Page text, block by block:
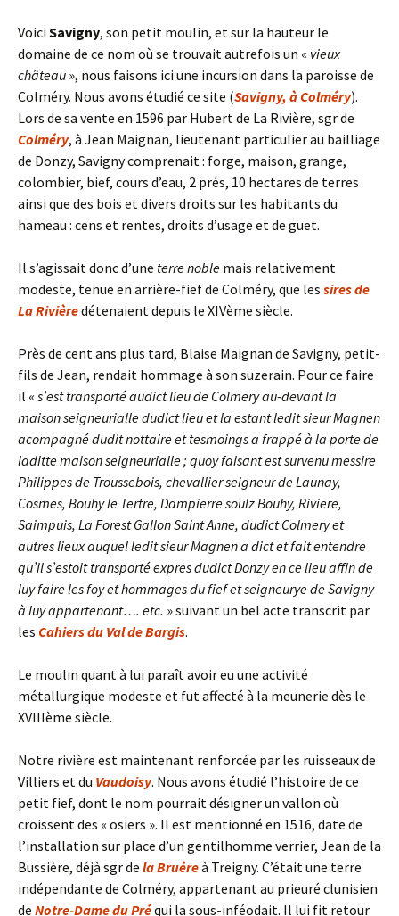
Voici Savigny, son petit moulin, et sur la hauteur le
domaine de ce nom où se trouvait autrefois un « vieux
château », nous faisons ici une incursion dans la paroisse de
Colméry. Nous avons étudié ce site (Savigny, à Colméry).
Lors de sa vente en 1596 par Hubert de La Rivière, sgr de
Colméry, à Jean Maignan, lieutenant particulier au bailliage
de Donzy, Savigny comprenait : forge, maison, grange,
colombier, bief, cours d’eau, 2 prés, 10 hectares de terres
ainsi que des bois et divers droits sur les habitants du
hameau : cens et rentes, droits d’usage et de guet.
Il s’agissait donc d’une terre noble mais relativement
modeste, tenue en arrière-fief de Colméry, que les sires de
La Rivièredétenaient depuis le XIVème siècle.
Près de cent ans plus tard, Blaise Maignan de Savigny, petit-
fils de Jean, rendait hommage à son suzerain. Pour ce faire
il « s’est transporté audict lieu de Colmery au-devant la
maison seigneurialle dudict lieu et la estant ledit sieur Magnen
acompagné dudit nottaire et tesmoings a frappé à la porte de
laditte maison seigneurialle ; quoy faisant est survenu messire
Philippes de Troussebois, chevallier seigneur de Launay,
Cosmes, Bouhy le Tertre, Dampierre soulz Bouhy, Riviere,
Saimpuis, La Forest Gallon Saint Anne, dudict Colmery et
autres lieux auquel ledit sieur Magnen a dict et fait entendre
qu’il s’estoit transporté expres dudict Donzy en ce lieu affin de
luy faire les foy et hommages du fief et seigneurye de Savigny
à luy appartenant…. etc. » suivant un bel acte transcrit par
les Cahiers du Val de Bargis.
Le moulin quant à lui paraît avoir eu une activité
métallurgique modeste et fut affecté à la meunerie dès le
XVIIIème siècle.
Notre rivière est maintenant renforcée par les ruisseaux de
Villiers et du Vaudoisy. Nous avons étudié l’histoire de ce
petit fief, dont le nom pourrait désigner un vallon où
croissent des « osiers ». Il est mentionné en 1516, date de
l’installation sur place d’un gentilhomme verrier, Jean de la
Bussière, déjà sgr de la Bruèreà Treigny. C’était une terre
indépendante de Colméry, appartenant au prieuré clunisien
de Notre-Dame du Préqui la sous-inféodait. Il lui fit retour